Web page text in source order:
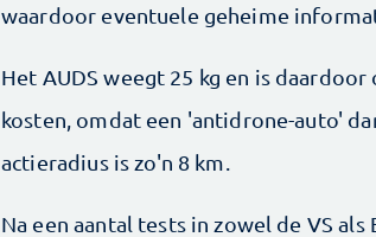
waardoor eventuele geheime
Het AUDS weegt 25 kg en is
kosten, omdat een 'antidrone-auto'
actieradius is zo'n 8 km.
Na een aantal tests in zowel de VS